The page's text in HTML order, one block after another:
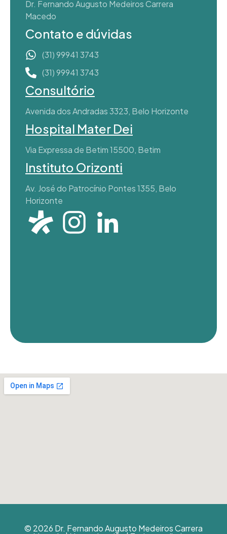
Dr. Fernando Augusto Medeiros Carrera
Macedo
Contato e dúvidas
(31) 99941 3743
(31) 99941 3743
Consultório
Avenida dos Andradas 3323, Belo Horizonte
Hospital Mater Dei
Via Expressa de Betim 15500, Betim
Instituto Orizonti
Av. José do Patrocínio Pontes 1355, Belo
Horizonte
© 2026 Dr. Fernando Augusto Medeiros Carrera